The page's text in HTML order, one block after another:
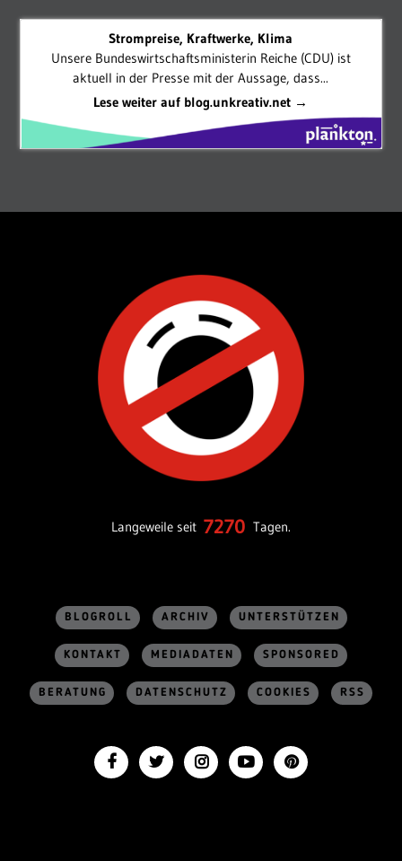
Strompreise, Kraftwerke, Klima
Unsere Bundeswirtschaftsministerin Reiche (CDU) ist
aktuell in der Presse mit der Aussage, dass...
Lese weiter auf blog.unkreativ.net →
Langeweile seit 7270 Tagen.
BLOGROLL ARCHIV UNTERSTÜTZEN
KONTAKT MEDIADATEN SPONSORED
BERATUNG DATENSCHUTZ COOKIES RSS